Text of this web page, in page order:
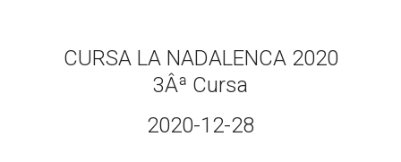
CURSA LA NADALENCA 2020
3Âª Cursa
2020-12-28